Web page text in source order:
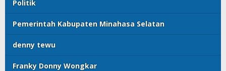
Politik
Pemerintah Kabupaten Minahasa Selatan
denny tewu
Franky Donny Wongkar